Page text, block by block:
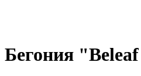
Бегония